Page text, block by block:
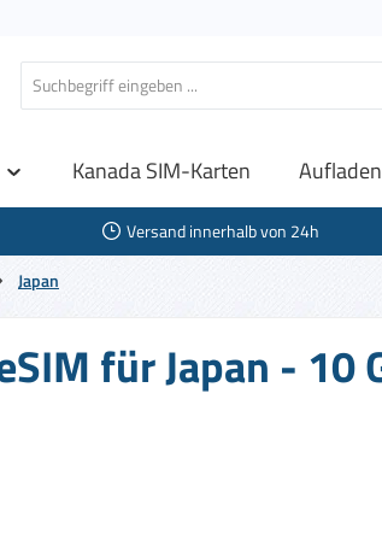
Kanada SIM-Karten Aufladen
Versand innerhalb von 24h
Japan
für Japan - 10